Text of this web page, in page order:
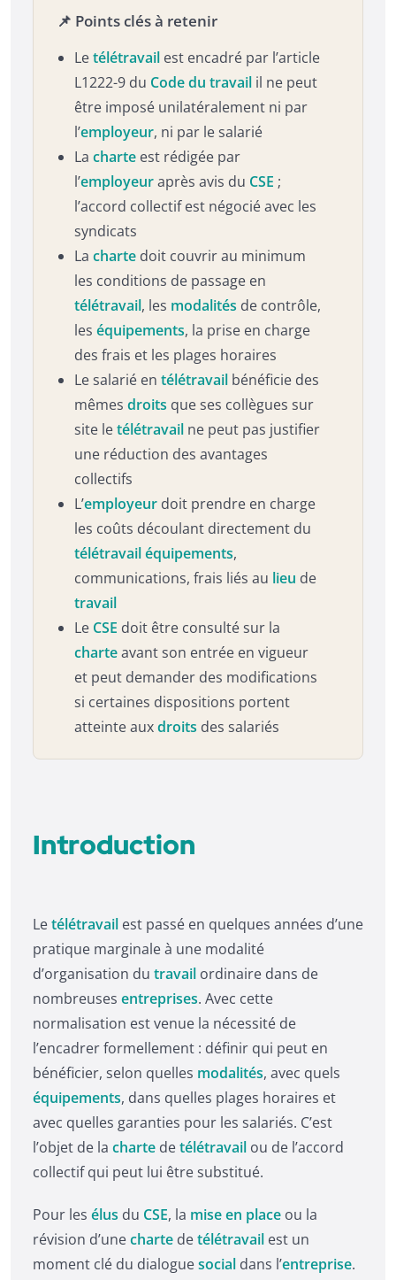
📌 Points clés à retenir
Letélétravail est encadré par l’article
L1222-9 du Code du travail il ne peut
être imposé unilatéralement ni par
l’employeur, ni par le salarié
La charte est rédigée par
l’employeuraprès avis du CSE ;
l’accord collectif est négocié avec les
syndicats
La charte doit couvrir au minimum
les conditions de passage en
télétravail, les modalités de contrôle,
les équipements, la prise en charge
des frais et les plages horaires
Le salarié en télétravail bénéficie des
mêmes droits que ses collègues sur
site letélétravail ne peut pas justifier
une réduction des avantages
collectifs
L’employeur doit prendre en charge
les coûts découlant directement du
télétravailéquipements,
communications, frais liés au lieu de
travail
Le CSE doit être consulté sur la
charteavant son entrée en vigueur
et peut demander des modifications
si certaines dispositions portent
atteinte auxdroits des salariés
Introduction
Letélétravail est passé en quelques années d’une
pratique marginale à une modalité
d’organisation du travail ordinaire dans de
nombreuses entreprises. Avec cette
normalisation est venue la nécessité de
l’encadrer formellement : définir qui peut en
bénéficier, selon quelles modalités, avec quels
équipements, dans quelles plages horaires et
avec quelles garanties pour les salariés. C’est
l’objet de la charte detélétravail ou de l’accord
collectif qui peut lui être substitué.
Pour les élus du CSE, la mise en place ou la
révision d’unecharte detélétravail est un
moment clé du dialoguesocial dans l’entreprise.